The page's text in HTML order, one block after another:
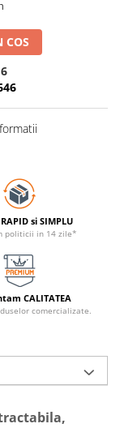
COS
si SIMPLU
politicii in 14 zile*
CALITATEA
comercializate.